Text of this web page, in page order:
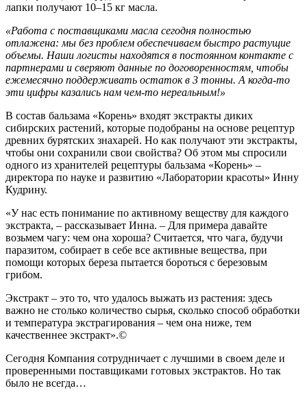
лапки получают 10–15 кг масла.
«Работа с поставщиками масла сегодня полностью
отлажена: мы без проблем обеспечиваем быстро растущие
объемы. Наши логисты находятся в постоянном контакте с
партнерами и сверяют данные по договоренностям, чтобы
ежемесячно поддерживать остаток в 3 тонны. А когда-то
эти цифры казались нам чем-то нереальным!»
В состав бальзама «Корень» входят экстракты диких
сибирских растений, которые подобраны на основе рецептур
древних бурятских знахарей. Но как получают эти экстракты,
чтобы они сохранили свои свойства? Об этом мы спросили
одного из хранителей рецептуры бальзама «Корень» –
директора по науке и развитию «Лаборатории красоты» Инну
Кудрину.
«У нас есть понимание по активному веществу для каждого
экстракта, – рассказывает Инна. – Для примера давайте
возьмем чагу: чем она хороша? Считается, что чага, будучи
паразитом, собирает в себе все активные вещества, при
помощи которых береза пытается бороться с березовым
грибом.
Экстракт – это то, что удалось выжать из растения: здесь
важно не столько количество сырья, сколько способ обработки
и температура экстрагирования – чем она ниже, тем
качественнее экстракт».©️
Сегодня Компания сотрудничает с лучшими в своем деле и
проверенными поставщиками готовых экстрактов. Но так
было не всегда…